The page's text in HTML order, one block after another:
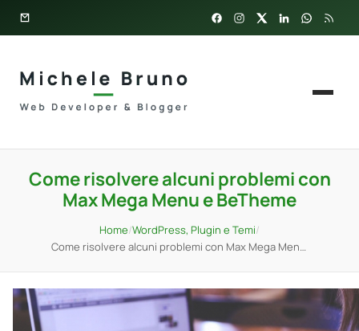
Come risolvere alcuni problemi con
Max Mega Menu e BeTheme
Home/WordPress, Plugin e Temi/
Come risolvere alcuni problemi con Max Mega Menu e BeTheme